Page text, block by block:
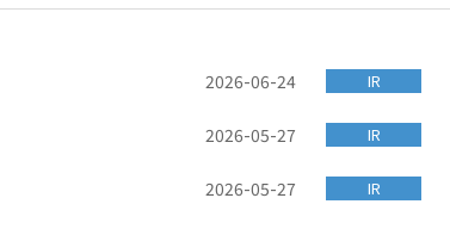
2026-06-24 IR
2026-05-27 IR
2026-05-27 IR